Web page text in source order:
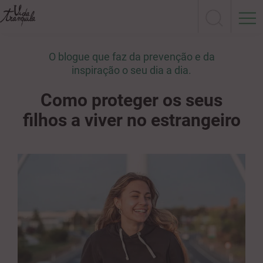
O blogue que faz da prevenção e da
inspiração o seu dia a dia.
Como proteger os seus
filhos a viver no estrangeiro